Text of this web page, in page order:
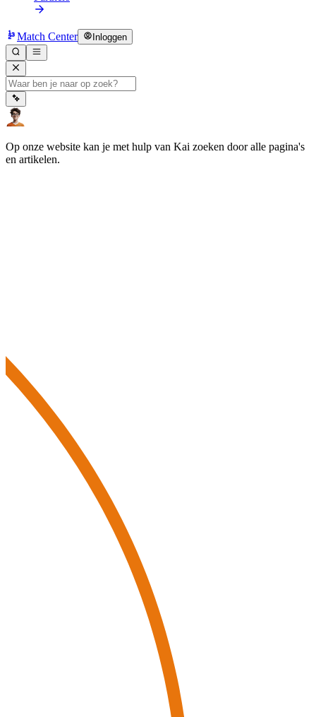
Match Center Inloggen
Op onze website kan je met hulp van Kai zoeken door alle pagina's
en artikelen.